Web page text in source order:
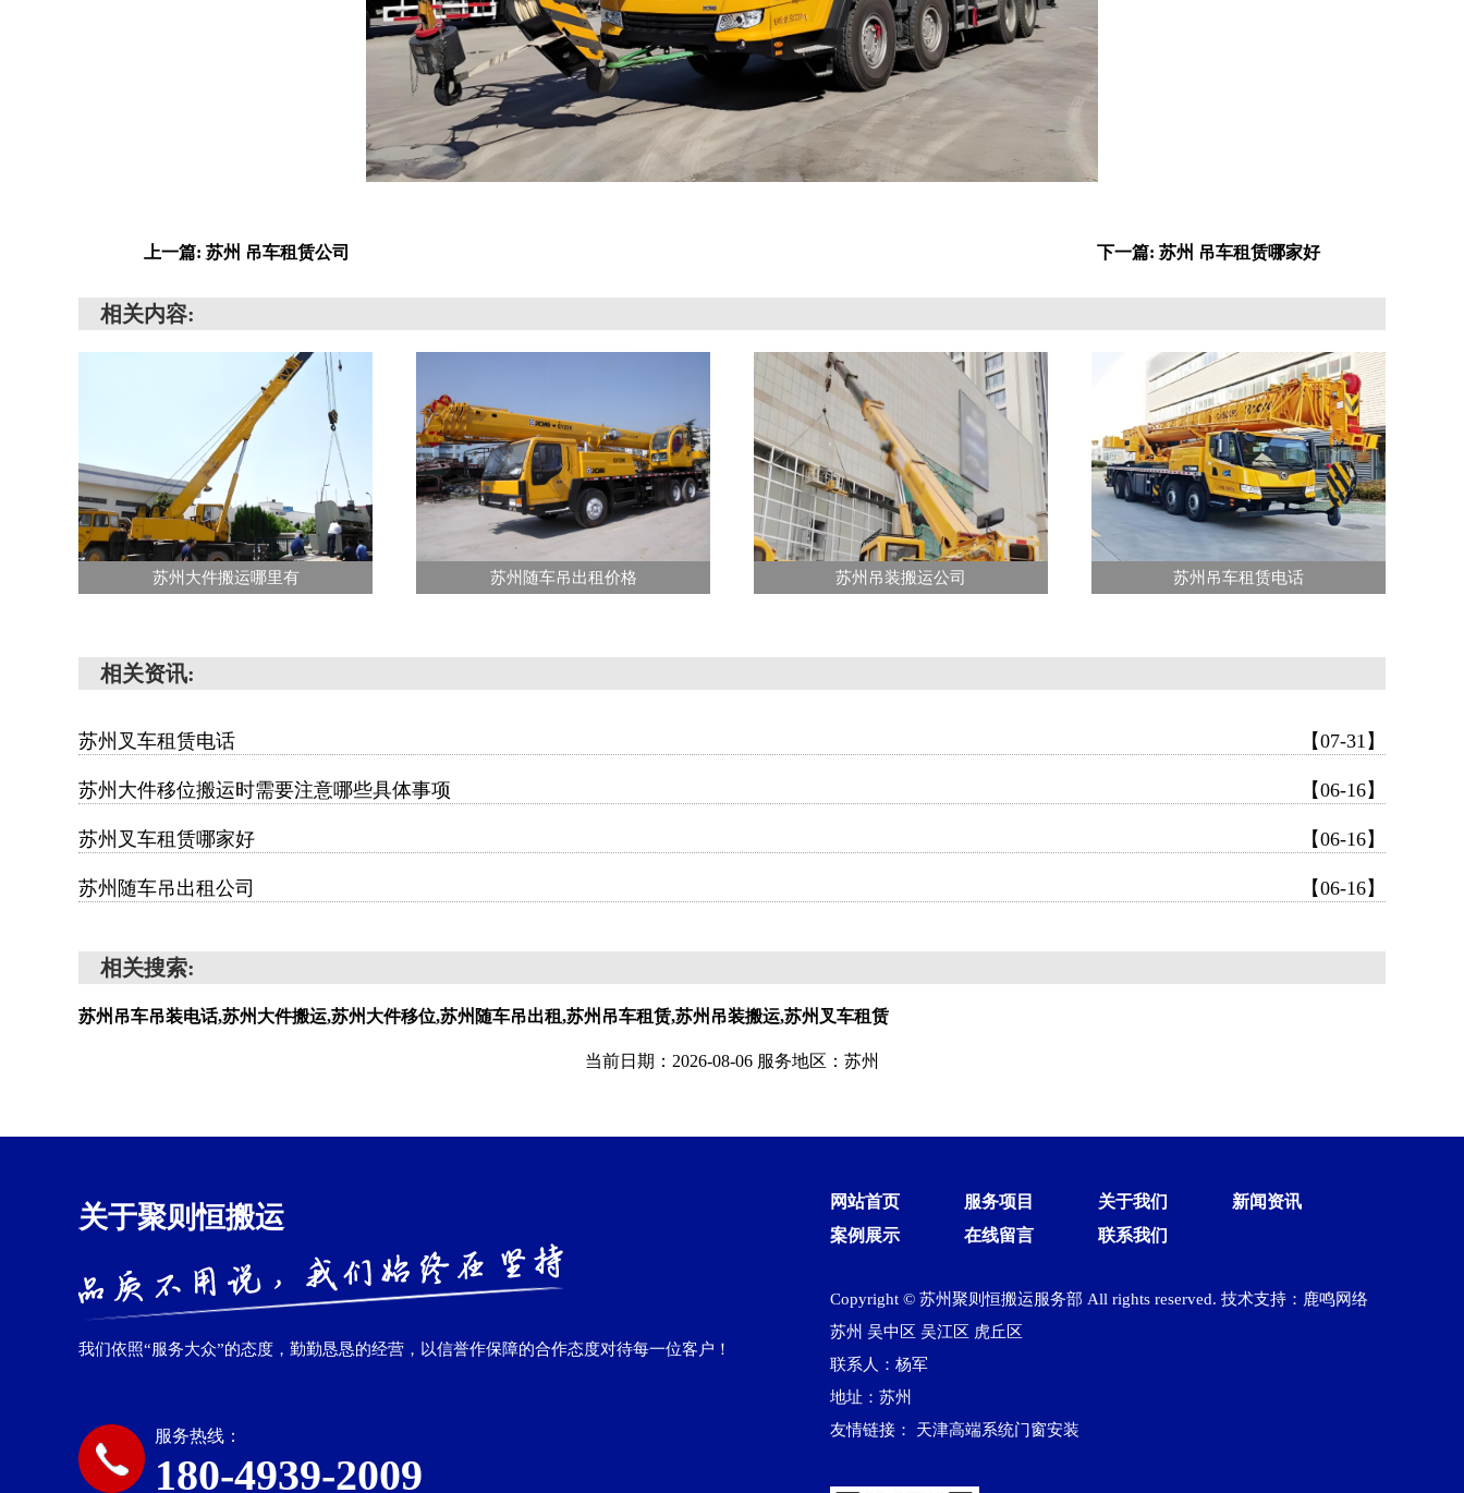
上一篇: 苏州 吊车租赁公司 下一篇: 苏州 吊车租赁哪家好
相关内容:
苏州大件搬运哪里有 苏州随车吊出租价格 苏州吊装搬运公司 苏州吊车租赁电话
相关资讯:
苏州叉车租赁电话 【07-31】
苏州大件移位搬运时需要注意哪些具体事项 【06-16】
苏州叉车租赁哪家好 【06-16】
苏州随车吊出租公司 【06-16】
相关搜索:
苏州吊车吊装电话,苏州大件搬运,苏州大件移位,苏州随车吊出租,苏州吊车租赁,苏州吊装搬运,苏州叉车租赁
当前日期：2026-08-06 服务地区：苏州
关于聚则恒搬运
我们依照“服务大众”的态度，勤勤恳恳的经营，以信誉作保障的合作态度对待每一位客户！
服务热线：
180-4939-2009
网站首页 服务项目 关于我们
新闻资讯
案例展示
在线留言 联系我们
Copyright © 苏州聚则恒搬运服务部 All rights reserved. 技术支持：鹿鸣网络
苏州 吴中区 吴江区‌ 虎丘区
联系人：杨军
地址：苏州
友情链接： 天津高端系统门窗安装